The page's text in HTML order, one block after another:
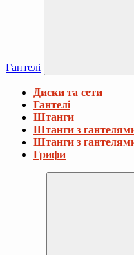
Гантелі
Диски та сети
Гантелі
Штанги
Штанги з
Штанги з
Грифи